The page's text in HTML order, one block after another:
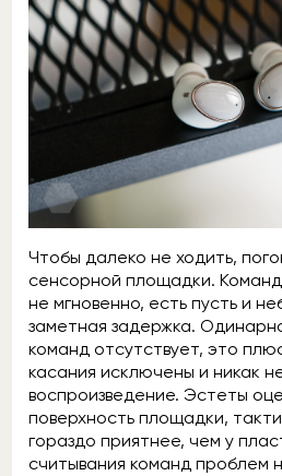
Чтобы далеко не ходить,
сенсорной площадки.
не мгновенно, есть пусть и
заметная задержка.
команд отсутствует, это
касания исключены и никак
воспроизведение. Эстеты
поверхность площадки,
гораздо приятнее, чем у
считывания команд проблем